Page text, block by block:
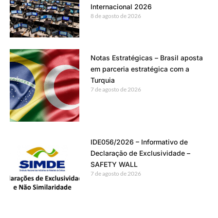
Internacional 2026
8 de agosto de 2026
Notas Estratégicas – Brasil aposta
em parceria estratégica com a
Turquia
7 de agosto de 2026
IDE056/2026 – Informativo de
Declaração de Exclusividade –
SAFETY WALL
7 de agosto de 2026